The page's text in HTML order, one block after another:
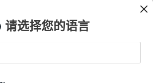
请选择您的语言